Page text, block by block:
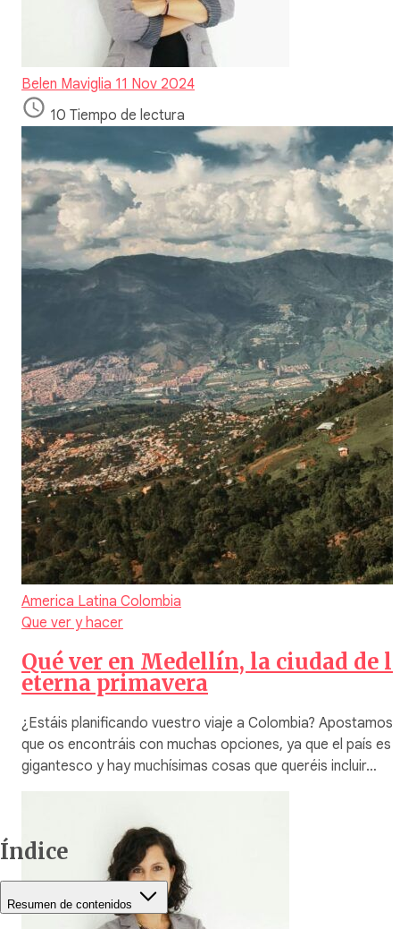
Índice
Resumen de contenidos
Belen Maviglia 11 Nov 2024
10 Tiempo de lectura
America Latina Colombia
Que ver y hacer
Qué ver en Medellín, la ciudad de
eterna primavera
¿Estáis planificando vuestro viaje a Colombia? Apostamos
que os encontráis con muchas opciones, ya que el país es
gigantesco y hay muchísimas cosas que queréis incluir…